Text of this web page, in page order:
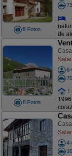
8 Fotos
de
8 Fotos